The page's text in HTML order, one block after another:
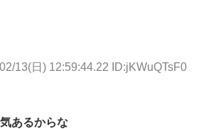
13(日) 12:59:44.22 ID:jKWuQTsF0
あるからな